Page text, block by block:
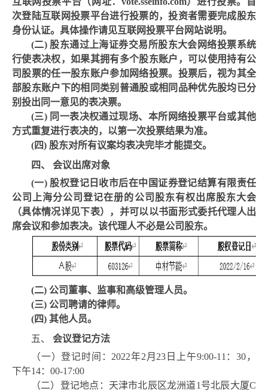
次登陆互联网投票平台进行投票的，投资者需要完成股东
身份认证。具体操作请见互联网投票平台网站说明。
(二) 股东通过上海证券交易所股东大会网络投票系统
行使表决权，如果其拥有多个股东账户，可以使用持有公
司股票的任一股东账户参加网络投票。投票后，视为其全
部股东账户下的相同类别普通股或相同品种优先股均已分
别投出同一意见的表决票。
(三) 同一表决权通过现场、本所网络投票平台或其他
方式重复进行表决的，以第一次投票结果为准。
(四) 股东对所有议案均表决完毕才能提交。
四、 会议出席对象
(一) 股权登记日收市后在中国证券登记结算有限责任
公司上海分公司登记在册的公司股东有权出席股东大会
（具体情况详见下表），并可以以书面形式委托代理人出
席会议和参加表决。该代理人不必是公司股东。
(二) 公司董事、监事和高级管理人员。
(三) 公司聘请的律师。
(四) 其他人员。
五、 会议登记方法
（一）登记时间： 2022年2月23日上午9:00-11：30，
下午14：00-17:00
（二）登记地点：天津市北辰区龙洲道1号北辰大厦C